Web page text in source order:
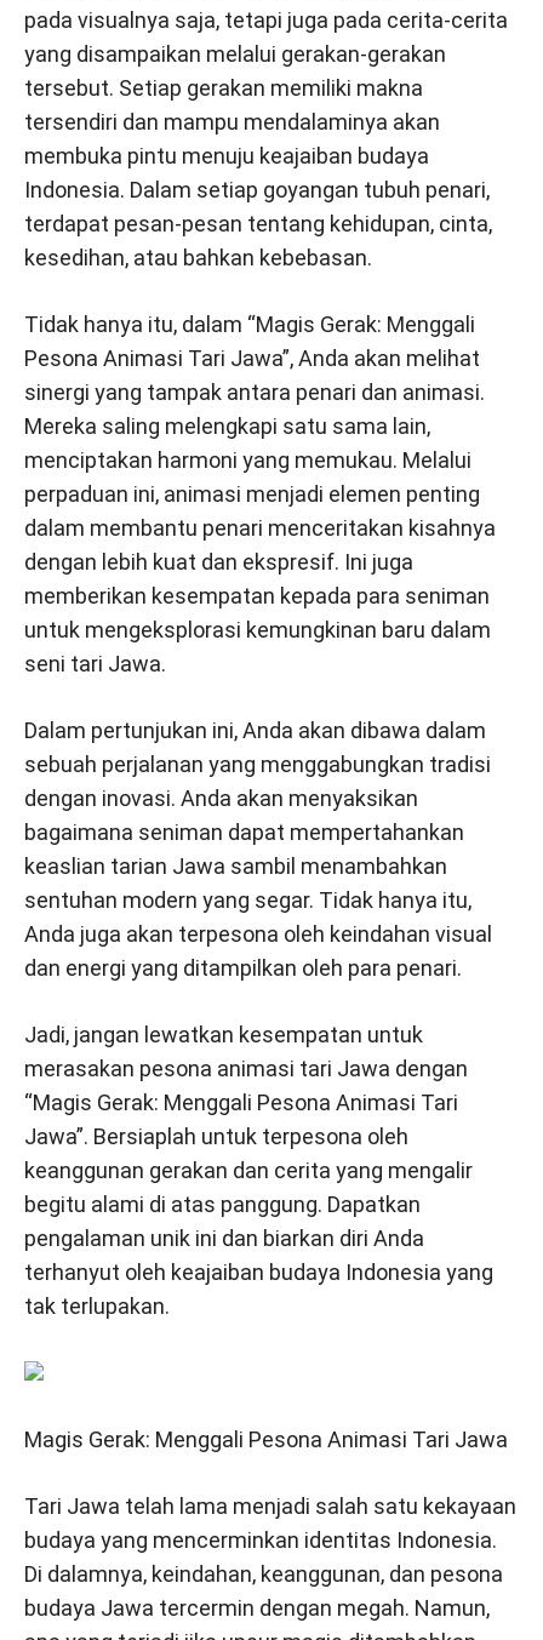
pada visualnya saja, tetapi juga pada cerita-cerita
yang disampaikan melalui gerakan-gerakan
tersebut. Setiap gerakan memiliki makna
tersendiri dan mampu mendalaminya akan
membuka pintu menuju keajaiban budaya
Indonesia. Dalam setiap goyangan tubuh penari,
terdapat pesan-pesan tentang kehidupan, cinta,
kesedihan, atau bahkan kebebasan.
Tidak hanya itu, dalam “Magis Gerak: Menggali
Pesona Animasi Tari Jawa”, Anda akan melihat
sinergi yang tampak antara penari dan animasi.
Mereka saling melengkapi satu sama lain,
menciptakan harmoni yang memukau. Melalui
perpaduan ini, animasi menjadi elemen penting
dalam membantu penari menceritakan kisahnya
dengan lebih kuat dan ekspresif. Ini juga
memberikan kesempatan kepada para seniman
untuk mengeksplorasi kemungkinan baru dalam
seni tari Jawa.
Dalam pertunjukan ini, Anda akan dibawa dalam
sebuah perjalanan yang menggabungkan tradisi
dengan inovasi. Anda akan menyaksikan
bagaimana seniman dapat mempertahankan
keaslian tarian Jawa sambil menambahkan
sentuhan modern yang segar. Tidak hanya itu,
Anda juga akan terpesona oleh keindahan visual
dan energi yang ditampilkan oleh para penari.
Jadi, jangan lewatkan kesempatan untuk
merasakan pesona animasi tari Jawa dengan
“Magis Gerak: Menggali Pesona Animasi Tari
Jawa”. Bersiaplah untuk terpesona oleh
keanggunan gerakan dan cerita yang mengalir
begitu alami di atas panggung. Dapatkan
pengalaman unik ini dan biarkan diri Anda
terhanyut oleh keajaiban budaya Indonesia yang
tak terlupakan.
Magis Gerak: Menggali Pesona Animasi Tari Jawa
Tari Jawa telah lama menjadi salah satu kekayaan
budaya yang mencerminkan identitas Indonesia.
Di dalamnya, keindahan, keanggunan, dan pesona
budaya Jawa tercermin dengan megah. Namun,